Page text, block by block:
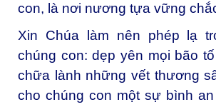
con, là nơi nương tựa vững
Xin Chúa làm nên phép lạ
chúng con: dẹp yên mọi bão
chữa lành những vết thương
cho chúng con một sự bình